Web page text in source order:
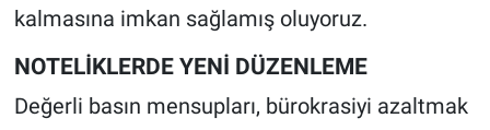
kalmasına imkan sağlamış oluyoruz.
NOTELİKLERDE YENİ DÜZENLEME
Değerli basın mensupları, bürokrasiyi azaltmak